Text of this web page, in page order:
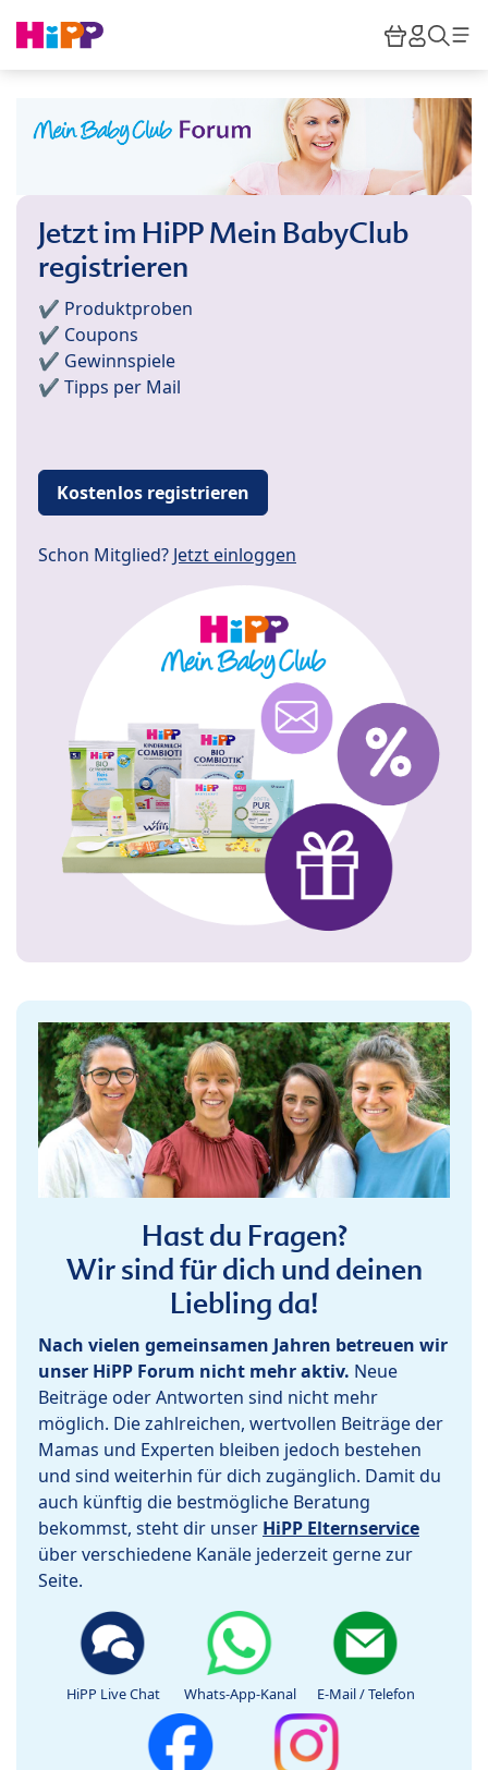
HiPP
Jetzt im HiPP Mein BabyClub
registrieren
✔️ Produktproben
✔️ Coupons
✔️ Gewinnspiele
✔️ Tipps per Mail
Kostenlos registrieren
Schon Mitglied? Jetzt einloggen
Hast du Fragen?
Wir sind für dich und deinen
Liebling da!
Nach vielen gemeinsamen Jahren betreuen wir
unser HiPP Forum nicht mehr aktiv. Neue
Beiträge oder Antworten sind nicht mehr
möglich. Die zahlreichen, wertvollen Beiträge der
Mamas und Experten bleiben jedoch bestehen
und sind weiterhin für dich zugänglich. Damit du
auch künftig die bestmögliche Beratung
bekommst, steht dir unser HiPP Elternservice
über verschiedene Kanäle jederzeit gerne zur
Seite.
HiPP Live Chat Whats-App-Kanal E-Mail / Telefon